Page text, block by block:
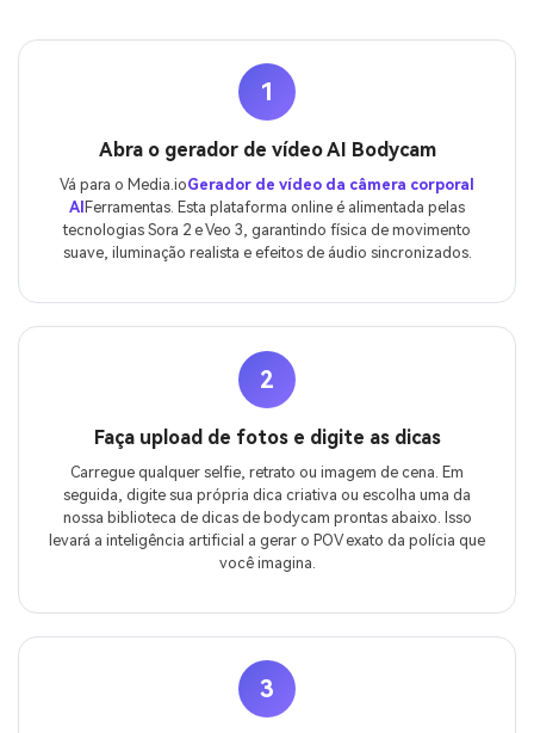
1
Abra o gerador de vídeo AI Bodycam
Vá para o Media.ioGerador de vídeo da câmera corporal
AI Ferramentas. Esta plataforma online é alimentada pelas
tecnologias Sora 2 e Veo 3, garantindo física de movimento
suave, iluminação realista e efeitos de áudio sincronizados.
2
Faça upload de fotos e digite as dicas
Carregue qualquer selfie, retrato ou imagem de cena. Em
seguida, digite sua própria dica criativa ou escolha uma da
nossa biblioteca de dicas de bodycam prontas abaixo. Isso
levará a inteligência artificial a gerar o POV exato da polícia que
você imagina.
3